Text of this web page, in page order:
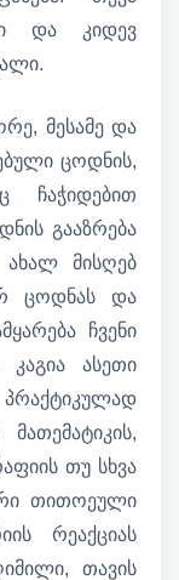
და კიდევ
მესამე და
ცოდნის,
ჩაჭიდებით
გააზრება
მისღებ
ცოდნას და
ჩვენი
კაგია ასეთი
პრაქტიკულად
თუ სხვა
თითოეული
რეაქციას
თავის